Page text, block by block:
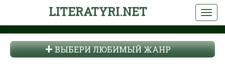
LITERATYRI.NET
ВЫБЕРИ ЛЮБИМЫЙ ЖАНР